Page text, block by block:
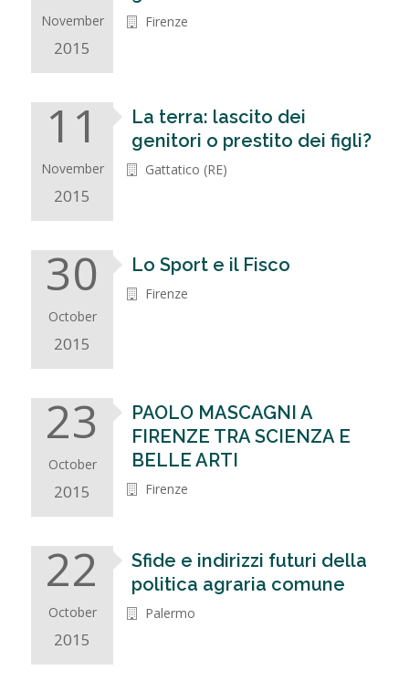
November
2015
Firenze
11
November
2015
La terra: lascito dei
genitori o prestito dei figli?
Gattatico (RE)
30
October
2015
Lo Sport e il Fisco
Firenze
23
October
2015
PAOLO MASCAGNI A
FIRENZE TRA SCIENZA E
BELLE ARTI
Firenze
22
October
2015
Sfide e indirizzi futuri della
politica agraria comune
Palermo